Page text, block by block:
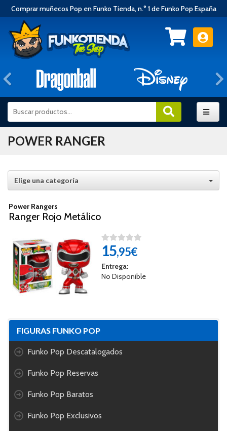
Comprar muñecos Pop en Funko Tienda, n.° 1 de Funko Pop España
Anterior
POWER RANGER
Elige una categoría
Power Rangers
Ranger Rojo Metálico
15,95€
Entrega:
No Disponible
FIGURAS FUNKO POP
Funko Pop Descatalogados
Funko Pop Reservas
Funko Pop Baratos
Funko Pop Exclusivos